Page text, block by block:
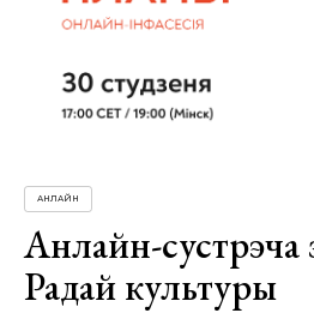
АНЛАЙН
Анлайн-сустрэча
Радай культуры